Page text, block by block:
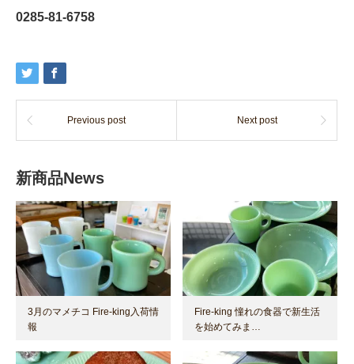
0285-81-6758
Previous post Next post
新商品News
3月のマメチコ Fire-king入荷情
報
Fire-king 憧れの食器で新生活
を始めてみま…